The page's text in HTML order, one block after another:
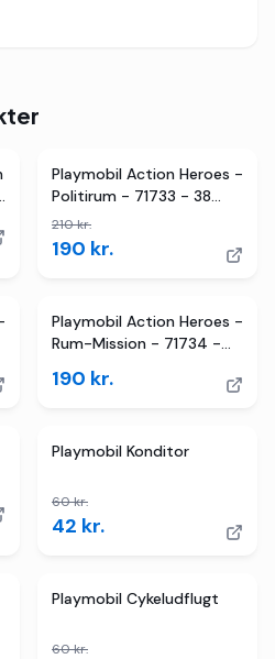
TILBUD
2butikker
Playmobil Action Heroes -
Politirum - 71733 - 38
Dele
210kr.
190 kr.
Playmobil Action Heroes -
Rum-Mission - 71734 -
190 kr.
2butikker
Playmobil Konditor
60kr.
42 kr.
TILBUD
2butikker
Playmobil Cykeludflugt
60kr.